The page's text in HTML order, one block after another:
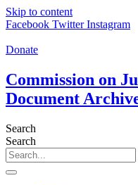
Skip to content
Facebook Twitter Instagram
Donate
Commission on
Document
Search
Search